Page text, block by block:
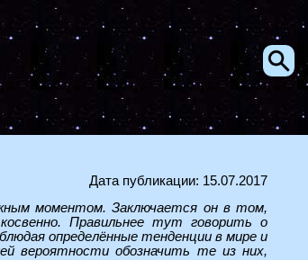
Дата публикации: 15.07.2017
моментом. Заключается он в том,
Правильнее тут говорить о
определённые тенденции в мире и
вероятности обозначить те из них,